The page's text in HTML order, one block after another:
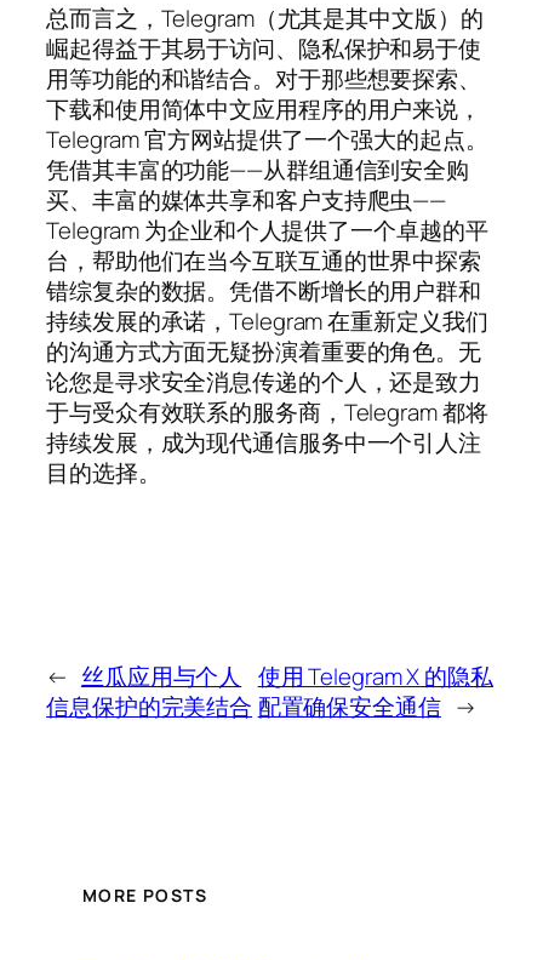
总而言之，Telegram（尤其是其中文版）的
崛起得益于其易于访问、隐私保护和易于使
用等功能的和谐结合。对于那些想要探索、
下载和使用简体中文应用程序的用户来说，
Telegram 官方网站提供了一个强大的起点。
凭借其丰富的功能——从群组通信到安全购
买、丰富的媒体共享和客户支持爬虫——
Telegram 为企业和个人提供了一个卓越的平
台，帮助他们在当今互联互通的世界中探索
错综复杂的数据。凭借不断增长的用户群和
持续发展的承诺，Telegram 在重新定义我们
的沟通方式方面无疑扮演着重要的角色。无
论您是寻求安全消息传递的个人，还是致力
于与受众有效联系的服务商，Telegram 都将
持续发展，成为现代通信服务中一个引人注
目的选择。
← 丝瓜应用与个人
信息保护的完美结合
使用 Telegram X 的隐私
配置确保安全通信 →
MORE POSTS